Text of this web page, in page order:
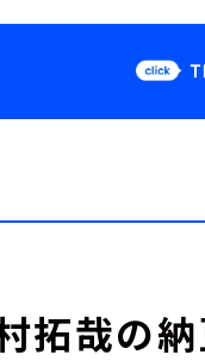
Podcast
拓哉の